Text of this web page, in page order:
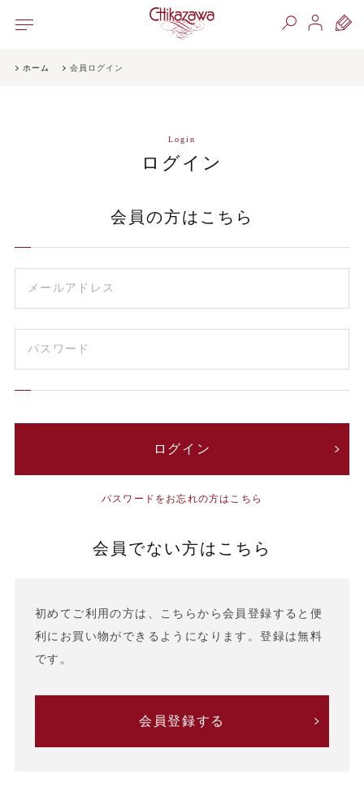
ホーム 会員ログイン
Login
ログイン
会員の方はこちら
パスワードをお忘れの方はこちら
会員でない方はこちら
初めてご利用の方は、こちらから会員登録すると便
利にお買い物ができるようになります。登録は無料
です。
会員登録する